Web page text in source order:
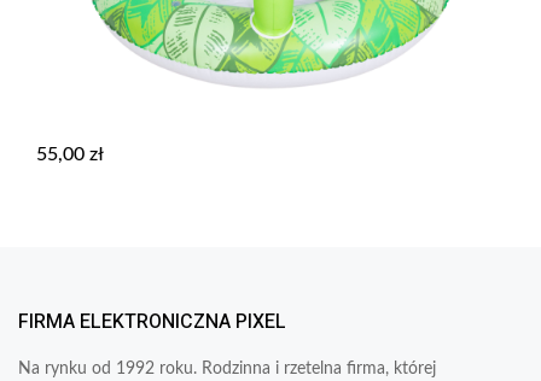
55,00 zł
FIRMA ELEKTRONICZNA PIXEL
Na rynku od 1992 roku. Rodzinna i rzetelna firma, której